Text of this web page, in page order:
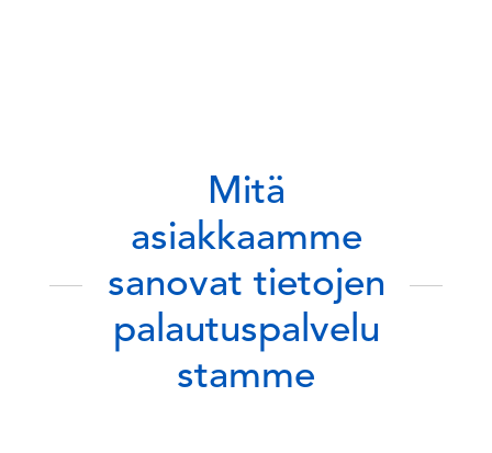
Mitä
asiakkaamme
sanovat tietojen
palautuspalvelu
stamme